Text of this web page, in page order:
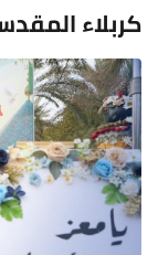
كربلاء